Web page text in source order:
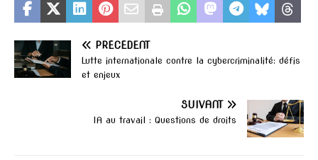
PRÉCÉDENT
Lutte internationale contre la cybercriminalité: défis
et enjeux
SUIVANT
IA au travail : Questions de droits